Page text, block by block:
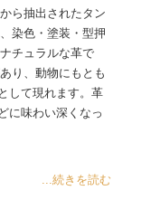
ら抽出されたタン
染色・塗装・型押
チュラルな革で
り、動物にもとも
して現れます。革
に味わい深くなっ
...続きを読む